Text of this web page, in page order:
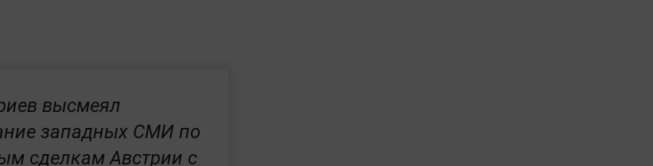
высмеял
западных СМИ по
сделкам Австрии с